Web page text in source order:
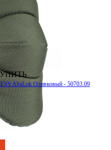
AltaLok Оливковый - 50703.09